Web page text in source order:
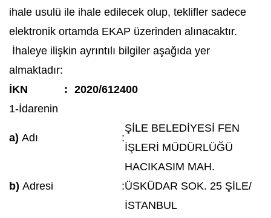
ihale usulü ile ihale edilecek olup, teklifler sadece
elektronik ortamda EKAP üzerinden alınacaktır.
İhaleye ilişkin ayrıntılı bilgiler aşağıda yer
almaktadır:
İKN
: 2020/612400
1-İdarenin
a) Adı :
ŞİLE BELEDİYESİ FEN
İŞLERİ MÜDÜRLÜĞÜ
b) Adresi :
HACIKASIM MAH.
ÜSKÜDAR SOK. 25 ŞİLE/
İSTANBUL